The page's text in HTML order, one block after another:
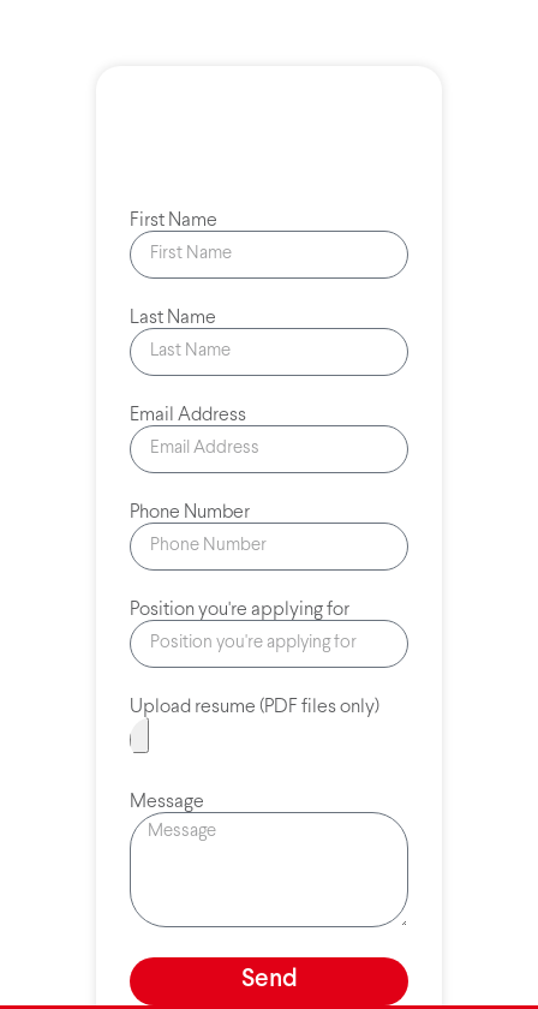
First Name
Last Name
Email Address
Phone Number
Position you're applying for
Upload resume (PDF files only)
Message
Send